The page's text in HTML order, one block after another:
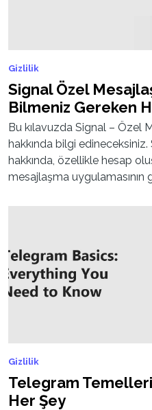
Gizlilik
Signal Özel
Bilmeniz Gereken
Bu kılavuzda Signal – Özel
hakkında bilgi
hakkında, özellikle hesap
mesajlaşma uygulamasının
Gizlilik
Telegram
Her Şey